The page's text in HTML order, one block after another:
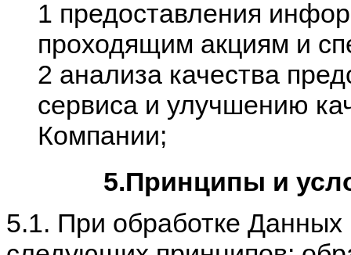
1 предоставления
проходящим акциям и
2 анализа качества
сервиса и улучшению
Компании;
5.Принципы и
5.1. При обработке